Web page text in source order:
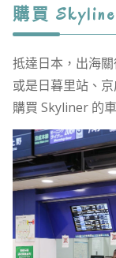
購買
抵達日本，出海
或是日暮里站、
購買 Skyliner 的